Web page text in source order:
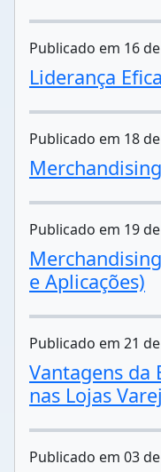
Publicado em 16
Liderança
Publicado em 18
Publicado em 19
e Aplicações)
Publicado em 21
Vantagens da
nas Lojas
Publicado em 03